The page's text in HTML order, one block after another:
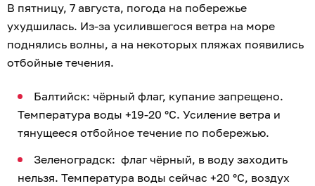
В пятницу, 7 августа, погода на побережье
ухудшилась. Из-за усилившегося ветра на море
поднялись волны, а на некоторых пляжах появились
отбойные течения.
Балтийск: чёрный флаг, купание запрещено.
Температура воды +19-20 °C. Усиление ветра и
тянущееся отбойное течение по побережью.
Зеленоградск: флаг чёрный, в воду заходить
нельзя. Температура воды сейчас +20 °C, воздух